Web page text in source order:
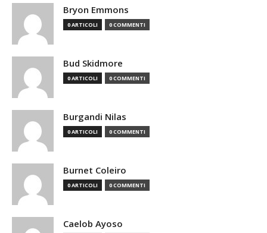
Bryon Emmons
0 ARTICOLI 0 COMMENTI
Bud Skidmore
0 ARTICOLI 0 COMMENTI
Burgandi Nilas
0 ARTICOLI 0 COMMENTI
Burnet Coleiro
0 ARTICOLI 0 COMMENTI
Caelob Ayoso